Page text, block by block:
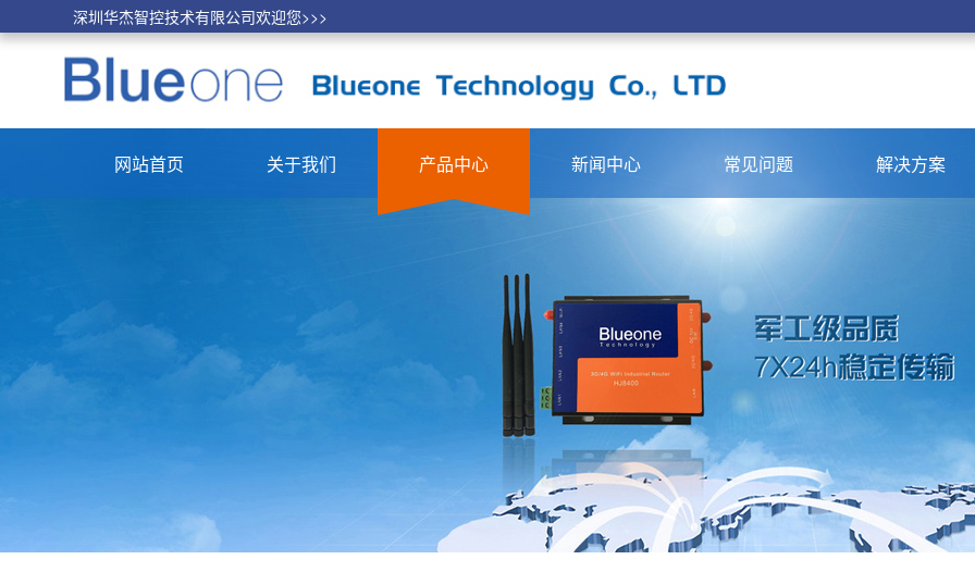
深圳华杰智控技术有限公司欢迎您>>>
网站首页 关于我们 产品中心 新闻中心 常见问题 解决方案